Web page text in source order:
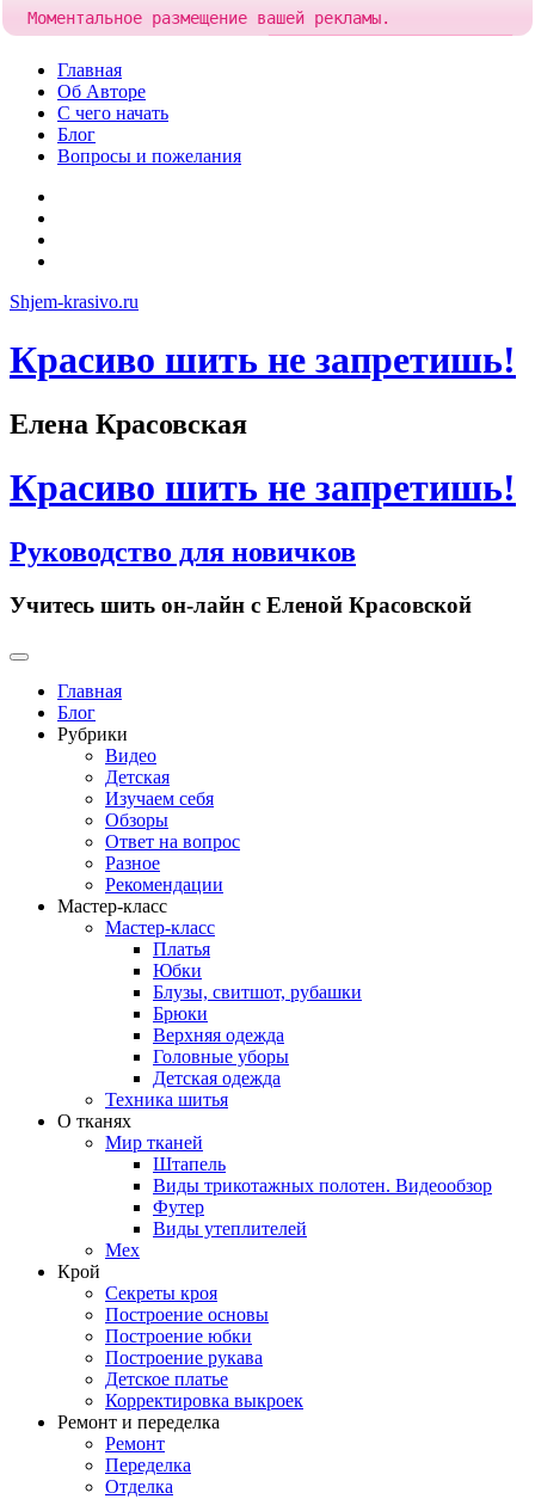
Skip
content
Главная
Об Авторе
С чего начать
Блог
Вопросы и пожелания
Shjem-krasivo.ru
Красиво шить не запретишь!
Елена Красовская
Красиво шить не запретишь!
Руководство для новичков
Учитесь шить он-лайн с Еленой Красовской
Primary
Главная
Блог
Рубрики
Видео
Детская
Изучаем себя
Обзоры
Ответ на вопрос
Разное
Рекомендации
Мастер-класс
Мастер-класс
Платья
Юбки
Блузы, свитшот, рубашки
Брюки
Верхняя одежда
Головные уборы
Детская одежда
Техника шитья
О тканях
Мир тканей
Штапель
Виды трикотажных полотен. Видеообзор
Футер
Виды утеплителей
Мех
Крой
Секреты кроя
Построение основы
Построение юбки
Построение рукава
Детское платье
Корректировка выкроек
Ремонт и переделка
Ремонт
Переделка
Отделка
Моментальное размещение вашей рекламы.